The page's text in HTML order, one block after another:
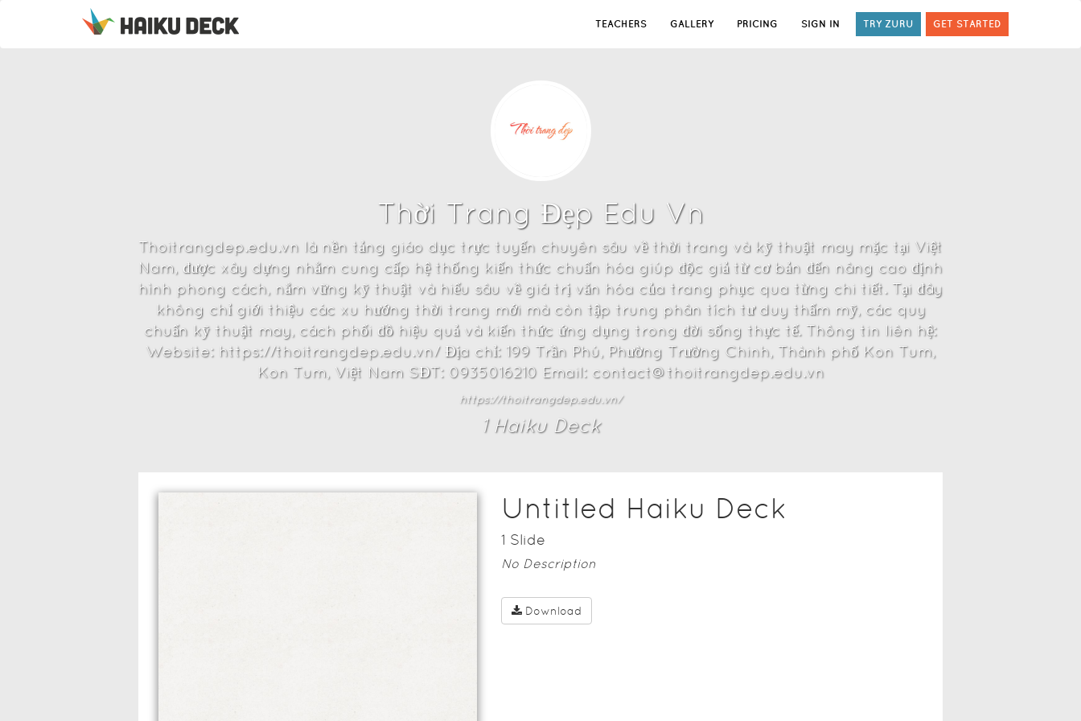
TEACHERS GALLERY PRICING SIGN IN TRY ZURU GET STARTED
Thời Trang Đẹp Edu Vn
Thoitrangdep.edu.vn là nền tảng giáo dục trực tuyến chuyên sâu về thời trang và kỹ thuật may mặc tại Việt
Nam, được xây dựng nhằm cung cấp hệ thống kiến thức chuẩn hóa giúp độc giả từ cơ bản đến nâng cao định
hình phong cách, nắm vững kỹ thuật và hiểu sâu về giá trị văn hóa của trang phục qua từng chi tiết. Tại đây
không chỉ giới thiệu các xu hướng thời trang mới mà còn tập trung phân tích tư duy thẩm mỹ, các quy
chuẩn kỹ thuật may, cách phối đồ hiệu quả và kiến thức ứng dụng trong đời sống thực tế. Thông tin liên hệ:
Website: https://thoitrangdep.edu.vn/ Địa chỉ: 199 Trần Phú, Phường Trường Chinh, Thành phố Kon Tum,
Kon Tum, Việt Nam SĐT: 0935016210 Email: contact@thoitrangdep.edu.vn
https://thoitrangdep.edu.vn/
1Haiku Deck
Untitled Haiku Deck
1 Slide
No Description
Download